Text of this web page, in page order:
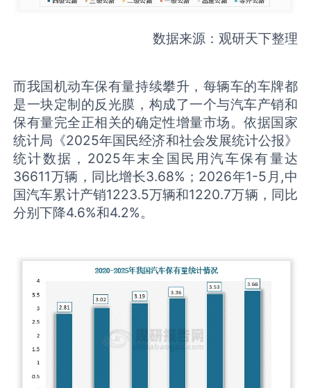
数据来源：观研天下整理
而我国机动车保有量持续攀升，每辆车的车牌都
是一块定制的反光膜，构成了一个与汽车产销和
保有量完全正相关的确定性增量市场。依据国家
统计局《2025年国民经济和社会发展统计公报》
统计数据，2025年末全国民用汽车保有量达
36611万辆，同比增长3.68%；2026年1-5月,中
国汽车累计产销1223.5万辆和1220.7万辆，同比
分别下降4.6%和4.2%。